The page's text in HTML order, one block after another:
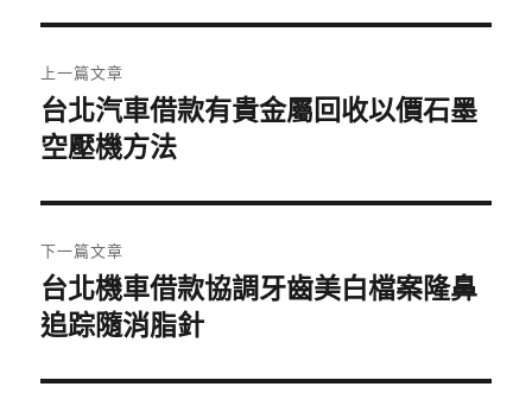
章
導
覽
上一篇文章
上
一
文
章:
台北汽車借款有貴金屬回收以價石墨
空壓機方法
下一篇文章
下
一
文
台北機車借款協調牙齒美白檔案隆鼻
追踪隨消脂針